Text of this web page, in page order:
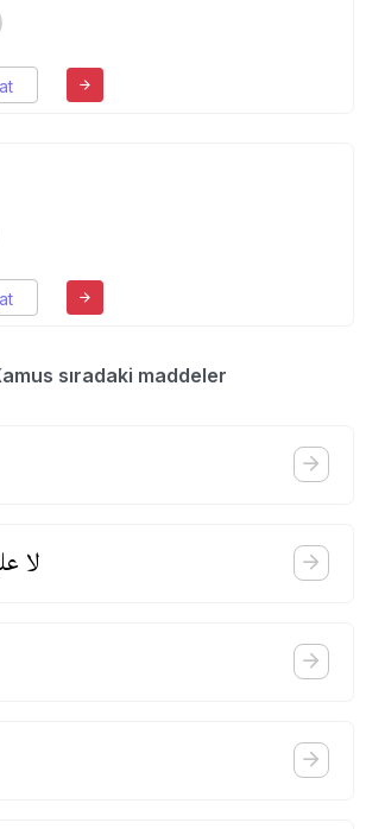
sıradaki maddeler
لا